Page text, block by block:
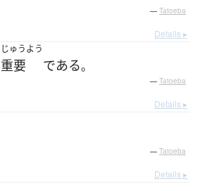
— Tatoeba
Details ▸
じゅうよう
重要 である。
— Tatoeba
Details ▸
— Tatoeba
Details ▸